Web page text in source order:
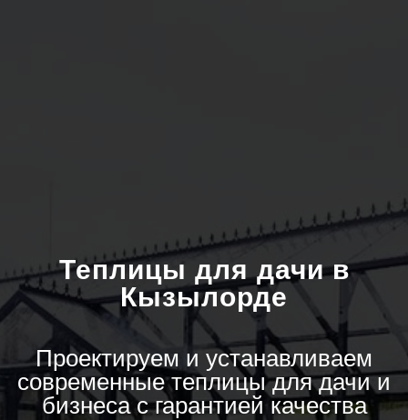
Теплицы для дачи в
Кызылорде
Проектируем и устанавливаем
современные теплицы для дачи и
бизнеса с гарантией качества